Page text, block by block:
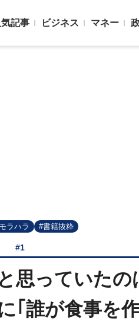
気記事 ビジネス マネー
ラハラ #書籍抜粋
#1
思っていた
｢誰が食事を